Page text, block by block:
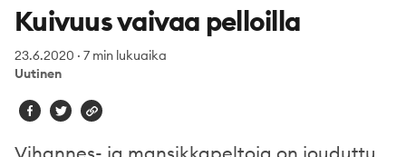
Kuivuus vaivaa pelloilla
23.6.2020 · 7 min lukuaika
Uutinen